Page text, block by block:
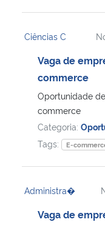
Banco Central do Brasil
Ciências C
Vaga de
commerce
Oportunidade
commerce
Categoria:
Tags:
E-
Administra�
Vaga de